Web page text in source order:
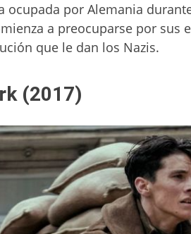
ocupada por Alemania
a preocuparse por sus
que le dan los Nazis.
(2017)